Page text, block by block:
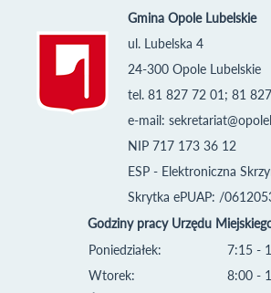
Gmina Opole Lubelskie
ul. Lubelska 4
24-300 Opole Lubelskie
tel. 81 827 72 01; 81
e-mail:
NIP 717 173 36 12
ESP - Elektroniczna
Skrytka ePUAP: /
Godziny pracy Urzędu
Poniedziałek:
Wtorek:
7:15 -
8:00 -